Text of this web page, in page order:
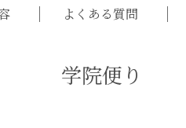
よくある質問
学院便り